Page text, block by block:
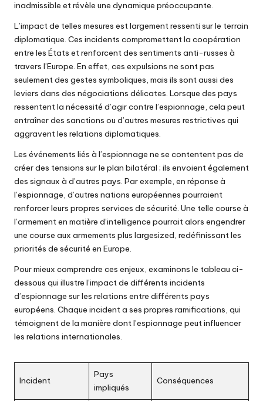
inadmissible et révèle une dynamique préoccupante.
L’impact de telles mesures est largement ressenti sur le terrain
diplomatique. Ces incidents compromettent la coopération
entre les États et renforcent des sentiments anti-russes à
travers l’Europe. En effet, ces expulsions ne sont pas
seulement des gestes symboliques, mais ils sont aussi des
leviers dans des négociations délicates. Lorsque des pays
ressentent la nécessité d’agir contre l’espionnage, cela peut
entraîner des sanctions ou d’autres mesures restrictives qui
aggravent les relations diplomatiques.
Les événements liés à l’espionnage ne se contentent pas de
créer des tensions sur le plan bilatéral ; ils envoient également
des signaux à d’autres pays. Par exemple, en réponse à
l’espionnage, d’autres nations européennes pourraient
renforcer leurs propres services de sécurité. Une telle course à
l’armement en matière d’intelligence pourrait alors engendrer
une course aux armements plus largesized, redéfinissant les
priorités de sécurité en Europe.
Pour mieux comprendre ces enjeux, examinons le tableau ci-
dessous qui illustre l’impact de différents incidents
d’espionnage sur les relations entre différents pays
européens. Chaque incident a ses propres ramifications, qui
témoignent de la manière dont l’espionnage peut influencer
les relations internationales.
Incident
Pays
impliqués
Conséquences